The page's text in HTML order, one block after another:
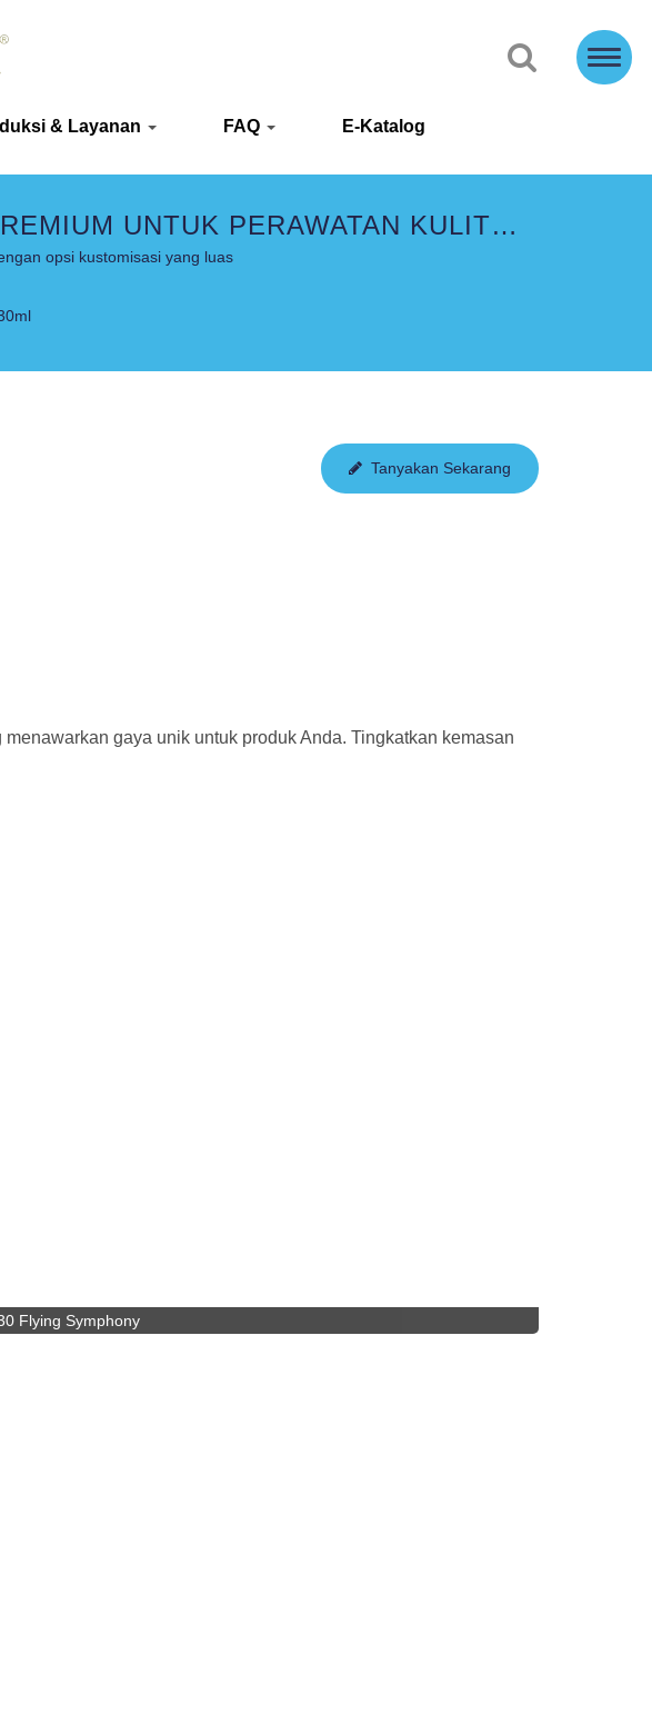
& Layanan FAQ E-Katalog
UNTUK PERAWATAN KULIT
opsi kustomisasi yang luas
Flying Symphony
Tanyakan Sekarang
gaya unik untuk produk Anda. Tingkatkan kemasan